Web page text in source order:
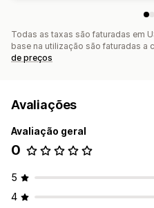
Todas as taxas são faturadas em
base na utilização são faturadas a
de preços
Avaliações
Avaliação geral
0
5
4